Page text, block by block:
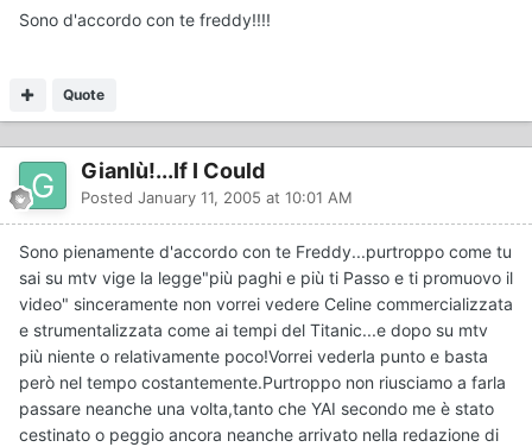
Sono d'accordo con te freddy!!!!
Quote
Gianlù!...If I Could
Posted January 11, 2005 at 10:01 AM
Sono pienamente d'accordo con te Freddy...purtroppo come tu
sai su mtv vige la legge"più paghi e più ti Passo e ti promuovo il
video" sinceramente non vorrei vedere Celine commercializzata
e strumentalizzata come ai tempi del Titanic...e dopo su mtv
più niente o relativamente poco!Vorrei vederla punto e basta
però nel tempo costantemente.Purtroppo non riusciamo a farla
passare neanche una volta,tanto che YAI secondo me è stato
cestinato o peggio ancora neanche arrivato nella redazione di